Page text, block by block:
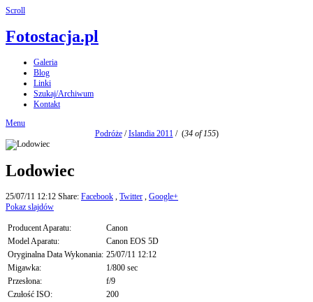
Scroll
Fotostacja.pl
Galeria
Blog
Linki
Szukaj/Archiwum
Kontakt
Menu
Podróże/Islandia 2011/ (34 of 155)
Lodowiec
25/07/11 12:12 Share: Facebook , Twitter , Google+
Pokaz slajdów
Producent Aparatu:
Canon
Model Aparatu:
Canon EOS 5D
Oryginalna Data Wykonania: 25/07/11 12:12
Migawka:
1/800 sec
Przesłona:
f/9
Czułość ISO:
200